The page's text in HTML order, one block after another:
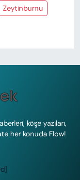
Zeytinburnu
köşe yazıları,
her konuda Flow!